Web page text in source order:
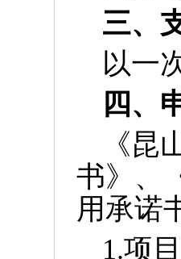
三、
以一
四、
《
书》、
用承诺
1.项